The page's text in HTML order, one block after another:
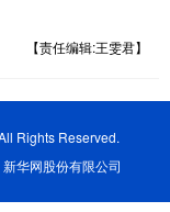
【责任编辑:王雯君】
Rights Reserved.
华网股份有限公司